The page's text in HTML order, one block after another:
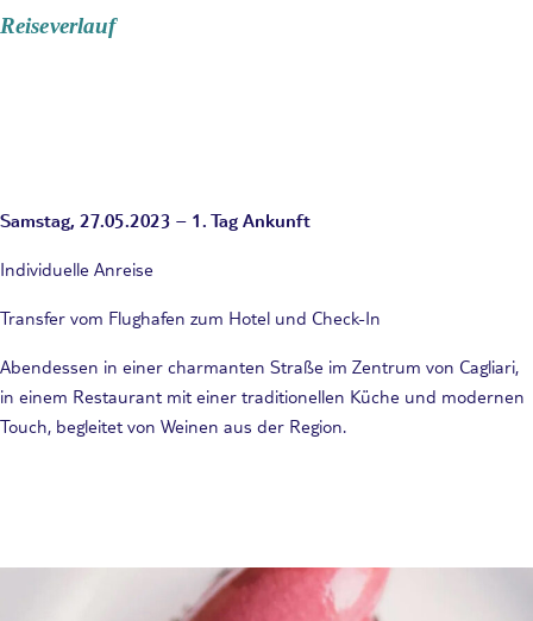
Reiseverlauf
Samstag, 27.05.2023 – 1. Tag Ankunft
Individuelle Anreise
Transfer vom Flughafen zum Hotel und Check-In
Abendessen in einer charmanten Straße im Zentrum von Cagliari,
in einem Restaurant mit einer traditionellen Küche und modernen
Touch, begleitet von Weinen aus der Region.